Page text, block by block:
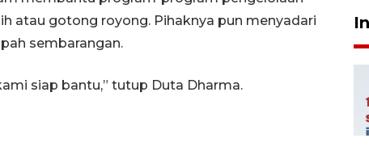
atau gotong royong. Pihaknya pun menyadari
sembarangan.
siap bantu,” tutup Duta Dharma.